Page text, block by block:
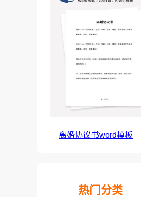
离婚协议书word模板
热门分类